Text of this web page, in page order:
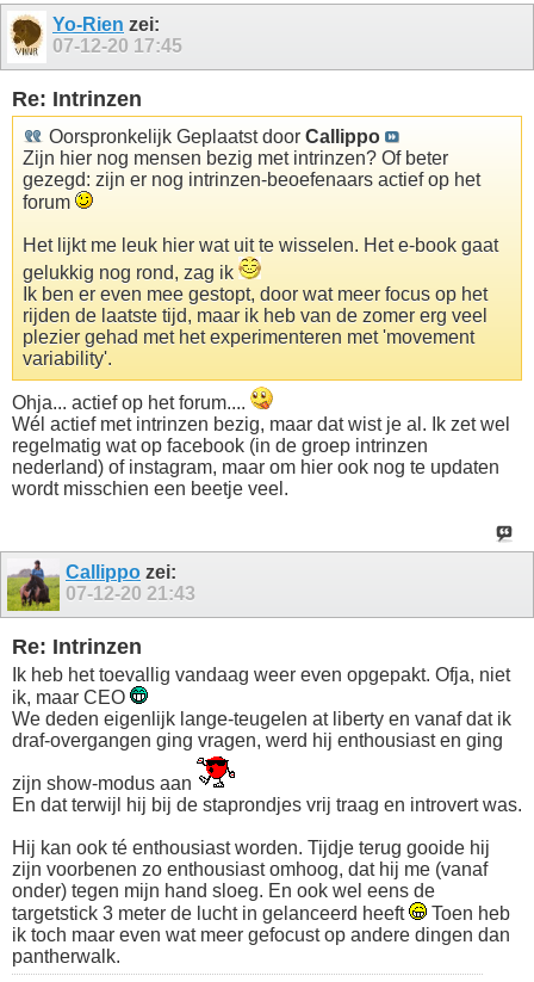
Yo-Rien zei:
07-12-20 17:45
Re: Intrinzen
Oorspronkelijk Geplaatst door Callippo
Zijn hier nog mensen bezig met intrinzen? Of beter
gezegd: zijn er nog intrinzen-beoefenaars actief op het
forum
Het lijkt me leuk hier wat uit te wisselen. Het e-book gaat
gelukkig nog rond, zag ik
Ik ben er even mee gestopt, door wat meer focus op het
rijden de laatste tijd, maar ik heb van de zomer erg veel
plezier gehad met het experimenteren met 'movement
variability'.
Ohja... actief op het forum....
Wél actief met intrinzen bezig, maar dat wist je al. Ik zet wel
regelmatig wat op facebook (in de groep intrinzen
nederland) of instagram, maar om hier ook nog te updaten
wordt misschien een beetje veel.
Callippo zei:
07-12-20 21:43
Re: Intrinzen
Ik heb het toevallig vandaag weer even opgepakt. Ofja, niet
ik, maar CEO
We deden eigenlijk lange-teugelen at liberty en vanaf dat ik
draf-overgangen ging vragen, werd hij enthousiast en ging
zijn show-modus aan
En dat terwijl hij bij de staprondjes vrij traag en introvert was.
Hij kan ook té enthousiast worden. Tijdje terug gooide hij
zijn voorbenen zo enthousiast omhoog, dat hij me (vanaf
onder) tegen mijn hand sloeg. En ook wel eens de
targetstick 3 meter de lucht in gelanceerd heeft
Toen heb
ik toch maar even wat meer gefocust op andere dingen dan
pantherwalk.